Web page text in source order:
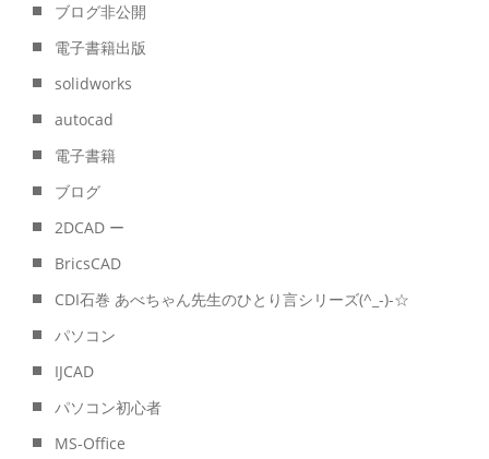
ブログ非公開
電子書籍出版
solidworks
autocad
電子書籍
ブログ
2DCAD ー
BricsCAD
CDI石巻 あべちゃん先生のひとり言シリーズ(^_-)-☆
パソコン
IJCAD
パソコン初心者
MS-Office